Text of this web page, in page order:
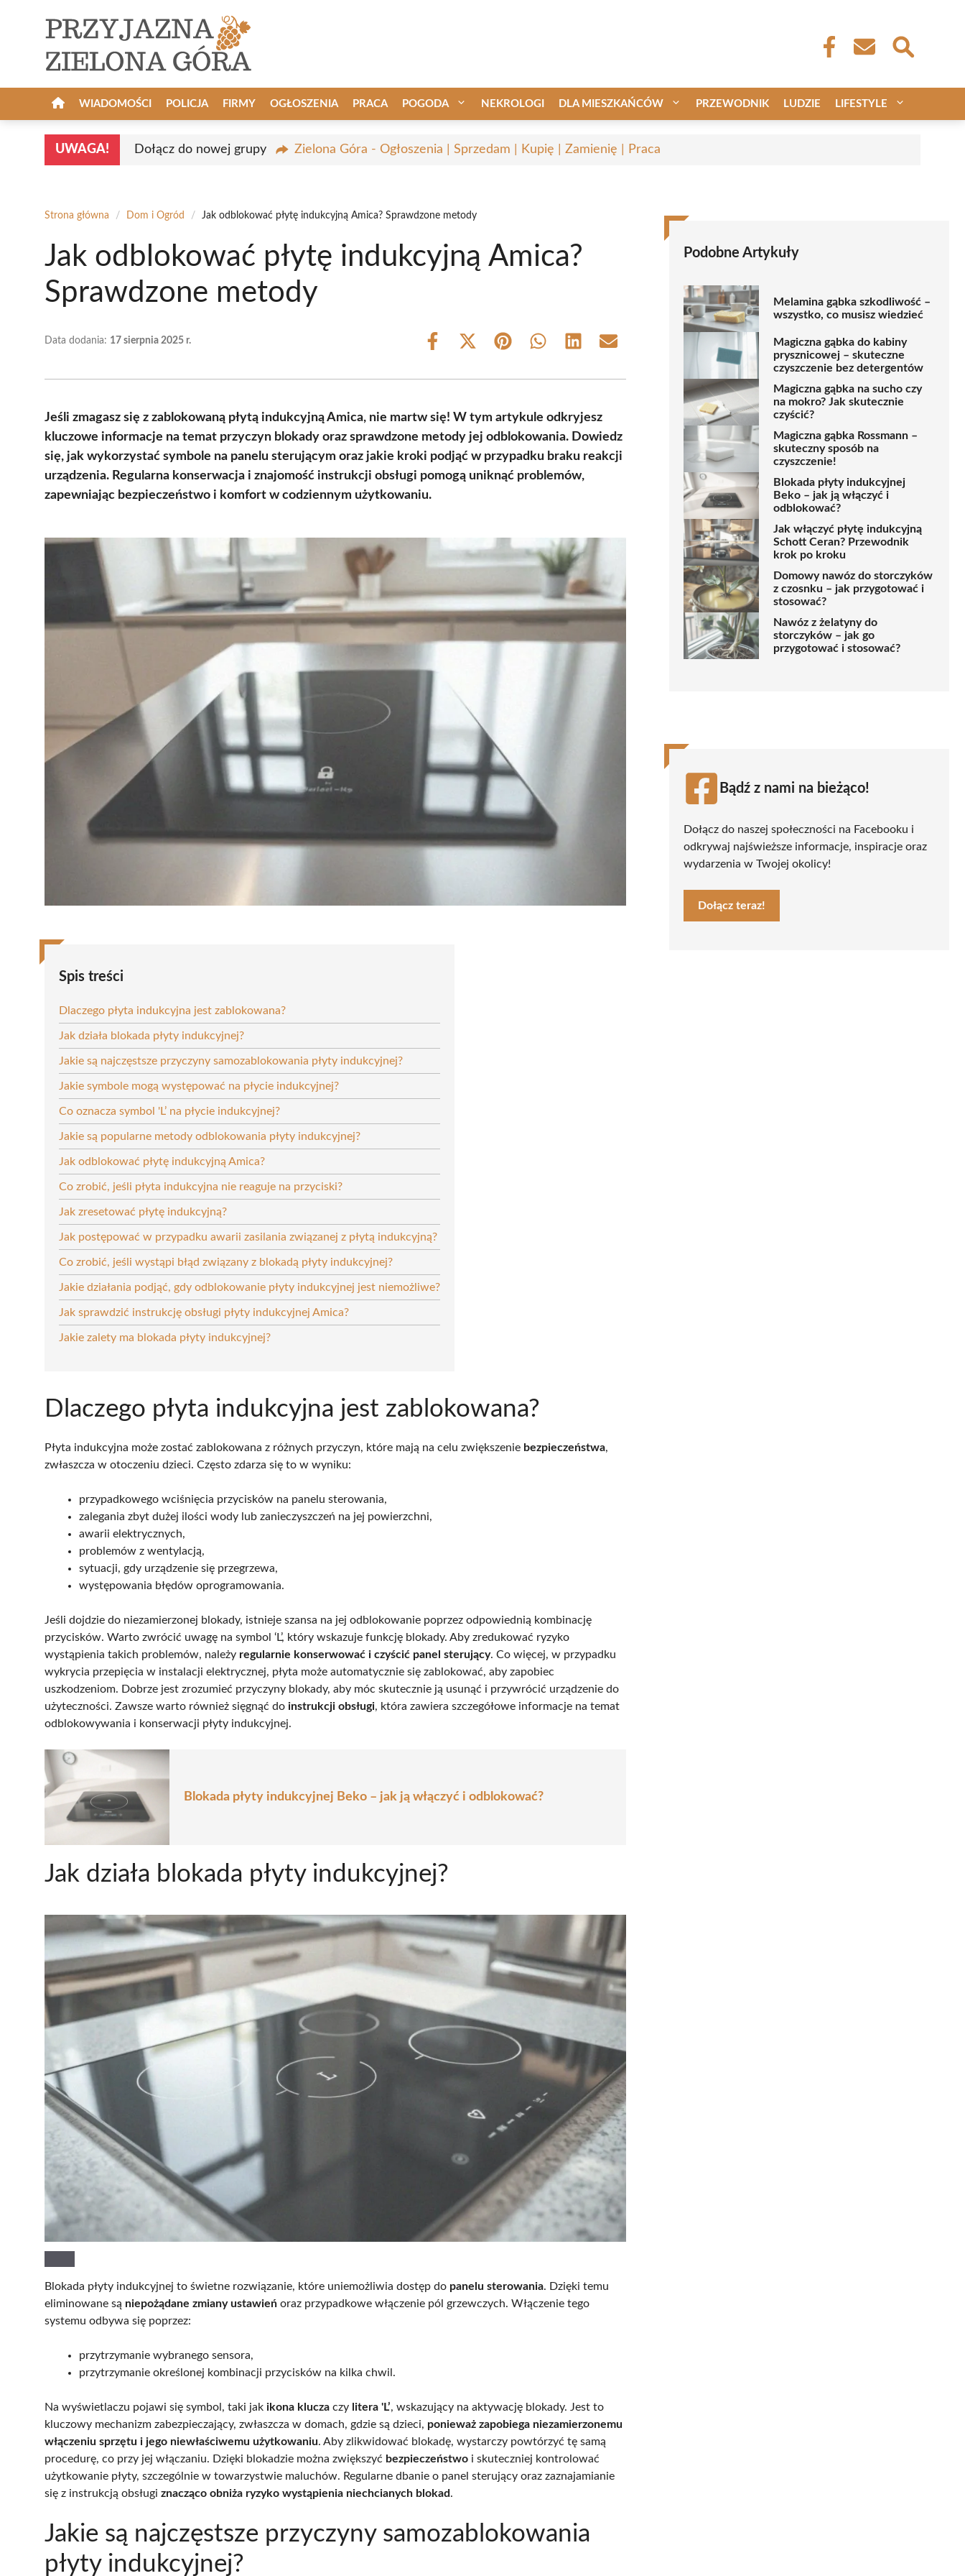
WIADOMOŚCI POLICJA FIRMY OGŁOSZENIA PRACA POGODA NEKROLOGI DLA MIESZKAŃCÓW PRZEWODNIK LUDZIE LIFESTYLE
UWAGA! Dołącz do nowej grupy Zielona Góra - Ogłoszenia | Sprzedam | Kupię | Zamienię | Praca
Strona główna / Dom i Ogród / Jak odblokować płytę indukcyjną Amica? Sprawdzone metody
Jak odblokować płytę indukcyjną Amica?
Sprawdzone metody
Data dodania: 17 sierpnia 2025 r.
Share
Share
(Twitter)
Share Share Share Share
Jeśli zmagasz się z zablokowaną płytą indukcyjną Amica, nie martw się! W tym artykule odkryjesz
kluczowe informacje na temat przyczyn blokady oraz sprawdzone metody jej odblokowania. Dowiedz
się, jak wykorzystać symbole na panelu sterującym oraz jakie kroki podjąć w przypadku braku reakcji
urządzenia. Regularna konserwacja i znajomość instrukcji obsługi pomogą uniknąć problemów,
zapewniając bezpieczeństwo i komfort w codziennym użytkowaniu.
Spis treści
Dlaczego płyta indukcyjna jest zablokowana?
Jak działa blokada płyty indukcyjnej?
Jakie są najczęstsze przyczyny samozablokowania płyty indukcyjnej?
Jakie symbole mogą występować na płycie indukcyjnej?
Co oznacza symbol 'L’ na płycie indukcyjnej?
Jakie są popularne metody odblokowania płyty indukcyjnej?
Jak odblokować płytę indukcyjną Amica?
Co zrobić, jeśli płyta indukcyjna nie reaguje na przyciski?
Jak zresetować płytę indukcyjną?
Jak postępować w przypadku awarii zasilania związanej z płytą indukcyjną?
Co zrobić, jeśli wystąpi błąd związany z blokadą płyty indukcyjnej?
Jakie działania podjąć, gdy odblokowanie płyty indukcyjnej jest niemożliwe?
Jak sprawdzić instrukcję obsługi płyty indukcyjnej Amica?
Jakie zalety ma blokada płyty indukcyjnej?
Dlaczego płyta indukcyjna jest zablokowana?
Płyta indukcyjna może zostać zablokowana z różnych przyczyn, które mają na celu zwiększenie bezpieczeństwa,
zwłaszcza w otoczeniu dzieci. Często zdarza się to w wyniku:
przypadkowego wciśnięcia przycisków na panelu sterowania,
zalegania zbyt dużej ilości wody lub zanieczyszczeń na jej powierzchni,
awarii elektrycznych,
problemów z wentylacją,
sytuacji, gdy urządzenie się przegrzewa,
występowania błędów oprogramowania.
Jeśli dojdzie do niezamierzonej blokady, istnieje szansa na jej odblokowanie poprzez odpowiednią kombinację
przycisków. Warto zwrócić uwagę na symbol ‘L’, który wskazuje funkcję blokady. Aby zredukować ryzyko
wystąpienia takich problemów, należy regularnie konserwować i czyścić panel sterujący. Co więcej, w przypadku
wykrycia przepięcia w instalacji elektrycznej, płyta może automatycznie się zablokować, aby zapobiec
uszkodzeniom. Dobrze jest zrozumieć przyczyny blokady, aby móc skutecznie ją usunąć i przywrócić urządzenie do
użyteczności. Zawsze warto również sięgnąć do instrukcji obsługi, która zawiera szczegółowe informacje na temat
odblokowywania i konserwacji płyty indukcyjnej.
Blokada płyty indukcyjnej Beko – jak ją włączyć i odblokować?
Jak działa blokada płyty indukcyjnej?
Blokada płyty indukcyjnej to świetne rozwiązanie, które uniemożliwia dostęp do panelu sterowania. Dzięki temu
eliminowane są niepożądane zmiany ustawień oraz przypadkowe włączenie pól grzewczych. Włączenie tego
systemu odbywa się poprzez:
przytrzymanie wybranego sensora,
przytrzymanie określonej kombinacji przycisków na kilka chwil.
Na wyświetlaczu pojawi się symbol, taki jak ikona klucza czy litera 'L’, wskazujący na aktywację blokady. Jest to
kluczowy mechanizm zabezpieczający, zwłaszcza w domach, gdzie są dzieci, ponieważ zapobiega niezamierzonemu
włączeniu sprzętu i jego niewłaściwemu użytkowaniu. Aby zlikwidować blokadę, wystarczy powtórzyć tę samą
procedurę, co przy jej włączaniu. Dzięki blokadzie można zwiększyć bezpieczeństwo i skuteczniej kontrolować
użytkowanie płyty, szczególnie w towarzystwie maluchów. Regularne dbanie o panel sterujący oraz zaznajamianie
się z instrukcją obsługi znacząco obniża ryzyko wystąpienia niechcianych blokad.
Jakie są najczęstsze przyczyny samozablokowania
płyty indukcyjnej?
Podobne Artykuły
Melamina gąbka szkodliwość –
wszystko, co musisz wiedzieć
Magiczna gąbka do kabiny
prysznicowej – skuteczne
czyszczenie bez detergentów
Magiczna gąbka na sucho czy
na mokro? Jak skutecznie
czyścić?
Magiczna gąbka Rossmann –
skuteczny sposób na
czyszczenie!
Blokada płyty indukcyjnej
Beko – jak ją włączyć i
odblokować?
Jak włączyć płytę indukcyjną
Schott Ceran? Przewodnik
krok po kroku
Domowy nawóz do storczyków
z czosnku – jak przygotować i
stosować?
Nawóz z żelatyny do
storczyków – jak go
przygotować i stosować?
Bądź z nami na bieżąco!
Dołącz do naszej społeczności na Facebooku i
odkrywaj najświeższe informacje, inspiracje oraz
wydarzenia w Twojej okolicy!
Dołącz teraz!